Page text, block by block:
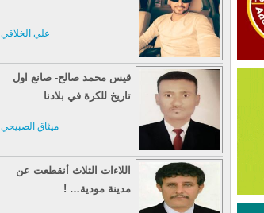
علي الخلاقي
قيس محمد صالح- صانع اول
تاريخ للكرة في بلادنا
ميثاق الصبيحي
اللاءات الثلاث أنقطعت عن
مدينة مودية… !